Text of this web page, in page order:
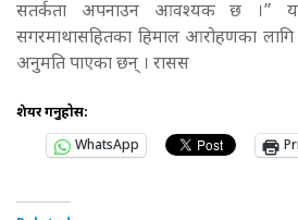
सतर्कता अपनाउन आवश्यक छ ।”
सगरमाथासहितका हिमाल आरोहणका
अनुमति पाएका छन् । रासस
शेयर गर्नुहोस:
WhatsApp